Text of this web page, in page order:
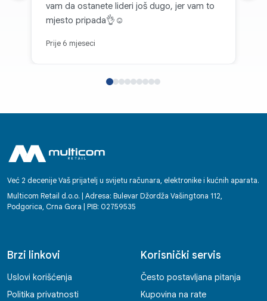
vam da ostanete lideri još dugo, jer vam to
mjesto pripada👌☺️
Prije 6 mjeseci
Već 2 decenije Vaš prijatelj u svijetu računara, elektronike i kućnih aparata.
Multicom Retail d.o.o. | Adresa: Bulevar Džordža Vašingtona 112,
Podgorica, Crna Gora | PIB: 02759535
Brzi linkovi
Uslovi korišćenja
Politika privatnosti
Korisnički servis
Često postavljana pitanja
Kupovina na rate